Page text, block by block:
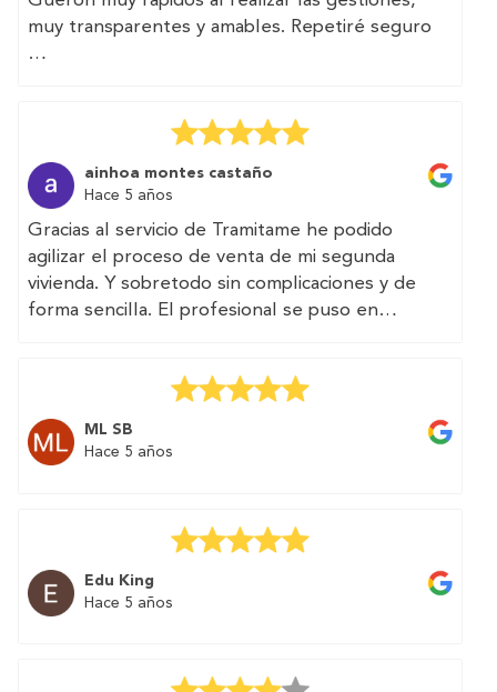
muy transparentes y amables. Repetiré seguro
Gueron very quick to carry out the procedures,
very transparent and friendly. I will repeat for
sure
ainhoa montes castaño
Hace 5 años
Gracias al servicio de Tramitame he podido
agilizar el proceso de venta de mi segunda
vivienda. Y sobretodo sin complicaciones y de
forma sencilla. El profesional se puso en
Muy recommendable.
(Translated by Google)
Thanks to the Tramitame service I have been
second home. And above all without
complications and in a simple way. The
professional contacted me and carried out the
procedures I needed in two days.
ML SB
Hace 5 años
Edu King
Hace 5 años